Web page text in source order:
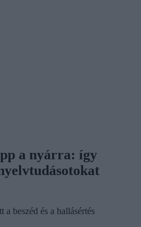
a nyárra: így
beszéd és a hallásértés